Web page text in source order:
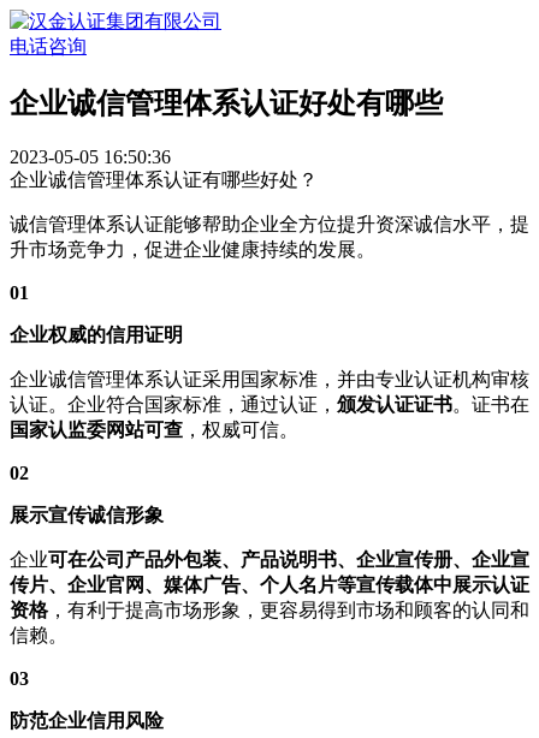
电话咨询
企业诚信管理体系认证好处有哪些
2023-05-05 16:50:36
企业诚信管理体系认证有哪些好处？
诚信管理体系认证能够帮助企业全方位提升资深诚信水平，提
升市场竞争力，促进企业健康持续的发展。
01
企业权威的信用证明
企业诚信管理体系认证采用国家标准，并由专业认证机构审核
认证。企业符合国家标准，通过认证， 颁发认证证书。证书在
国家认监委网站可查 ，权威可信。
02
展示宣传诚信形象
企业可在公司产品外包装、产品说明书、企业宣传册、企业宣
传片、企业官网、媒体广告、个人名片等宣传载体中展示认证
资格，有利于提高市场形象，更容易得到市场和顾客的认同和
信赖。
03
防范企业信用风险